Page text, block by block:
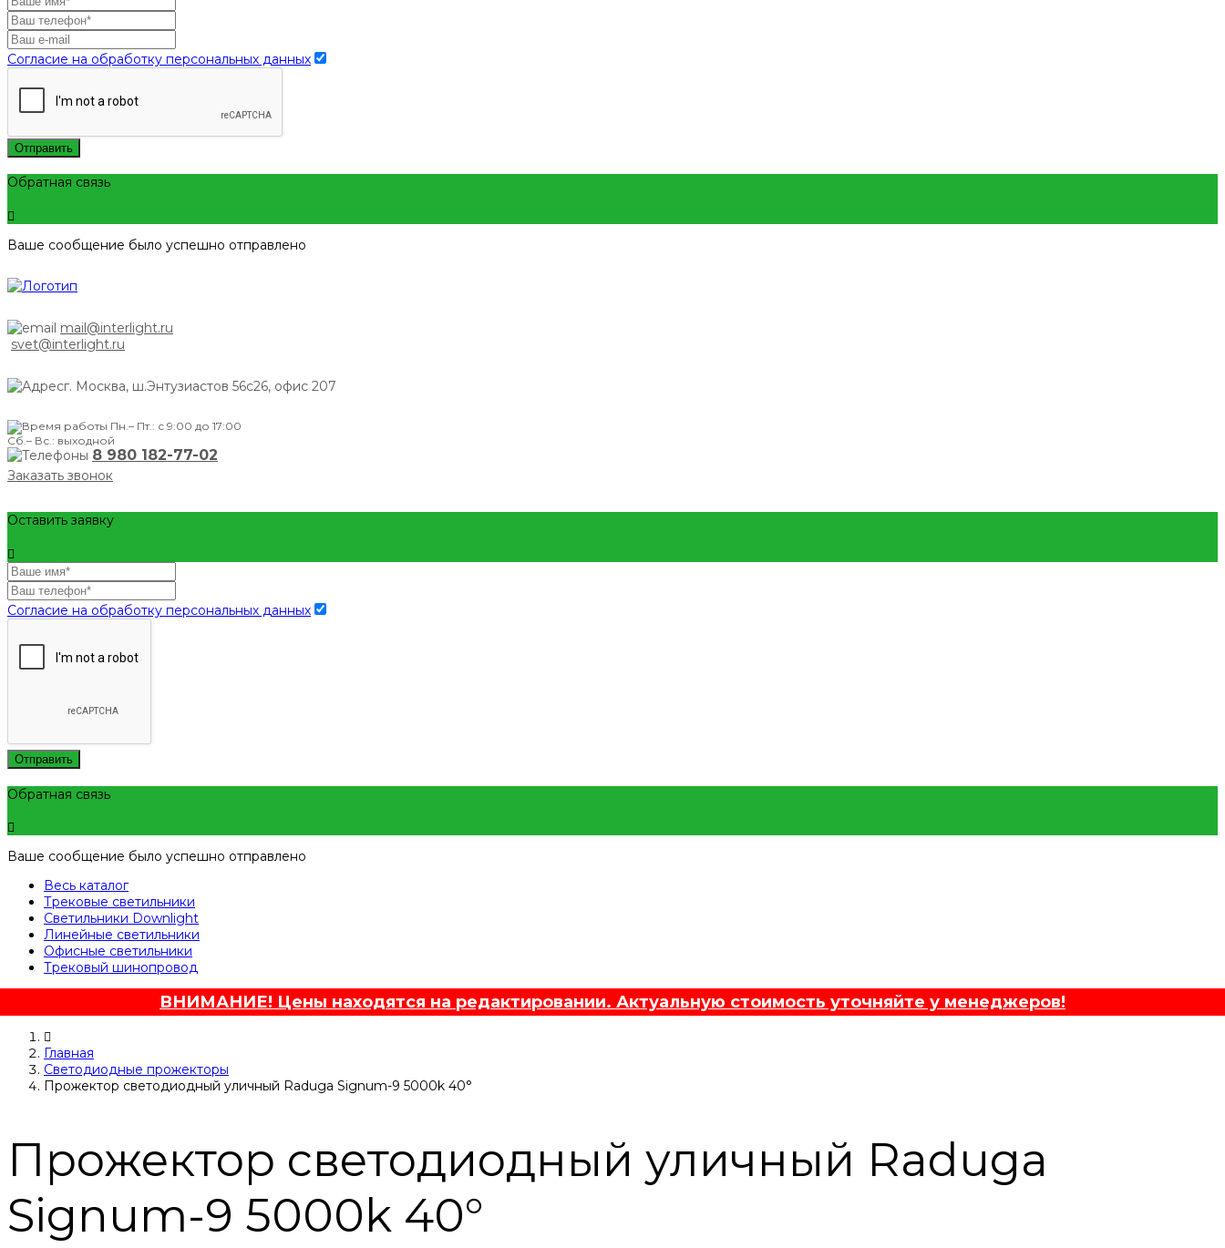
Согласие на обработку персональных данных
Отправить
Обратная связь
Ваше сообщение было успешно отправлено
mail@interlight.ru
svet@interlight.ru
г. Москва, ш.Энтузиастов 56с26, офис 207
Пн.– Пт.: с 9:00 до 17:00
Сб.– Вс.: выходной
8 980 182-77-02
Заказать звонок
Оставить заявку
Согласие на обработку персональных данных
Отправить
Обратная связь
Ваше сообщение было успешно отправлено
Весь каталог
Трековые светильники
Светильники Downlight
Линейные светильники
Офисные светильники
Трековый шинопровод
ВНИМАНИЕ! Цены находятся на редактировании. Актуальную стоимость уточняйте у менеджеров!
Главная
Светодиодные прожекторы
Прожектор светодиодный уличный Raduga Signum-9 5000k 40°
Прожектор светодиодный уличный Raduga
Signum-9 5000k 40°